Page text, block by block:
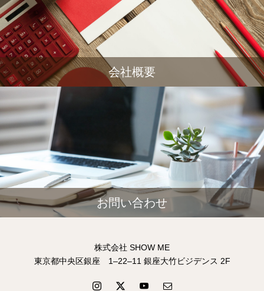
会社概要
お問い合わせ
株式会社 SHOW ME
東京都中央区銀座 1–22–11 銀座大竹ビジデンス 2F